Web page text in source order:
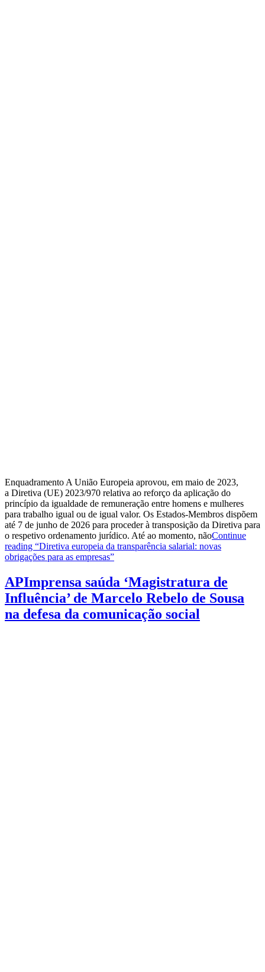
Enquadramento A União Europeia aprovou, em maio de 2023,
a Diretiva (UE) 2023/970 relativa ao reforço da aplicação do
princípio da igualdade de remuneração entre homens e mulheres
para trabalho igual ou de igual valor. Os Estados-Membros dispõem
até 7 de junho de 2026 para proceder à transposição da Diretiva para
o respetivo ordenamento jurídico. Até ao momento, nãoContinue
reading “Diretiva europeia da transparência salarial: novas
obrigações para as empresas”
APImprensa saúda ‘Magistratura de
Influência’ de Marcelo Rebelo de Sousa
na defesa da comunicação social